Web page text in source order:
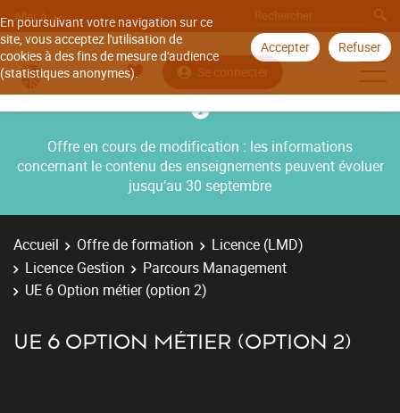
En poursuivant votre navigation sur ce
site, vous acceptez l'utilisation de
cookies à des fins de mesure d'audience
(statistiques anonymes).
Accepter Refuser
Aller à
Se connecter
Offre en cours de modification : les informations
concernant le contenu des enseignements peuvent évoluer
jusqu’au 30 septembre
Accueil Offre de formation
Licence (LMD)
Licence Gestion
Parcours Management
UE 6 Option métier (option 2)
UE 6 OPTION MÉTIER (OPTION 2)